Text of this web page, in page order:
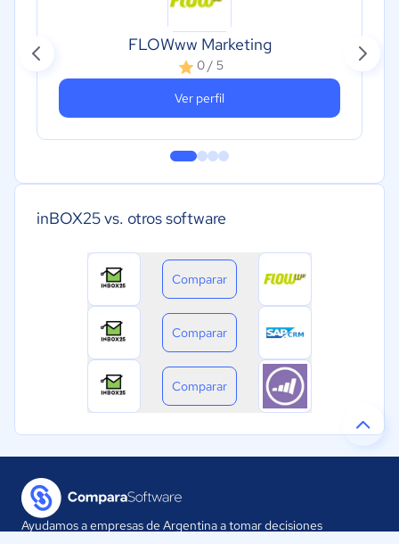
FLOWww Marketing
0 / 5
Ver perfil
inBOX25 vs. otros software
Comparar
Comparar
Comparar
Ayudamos a empresas de Argentina a tomar decisiones